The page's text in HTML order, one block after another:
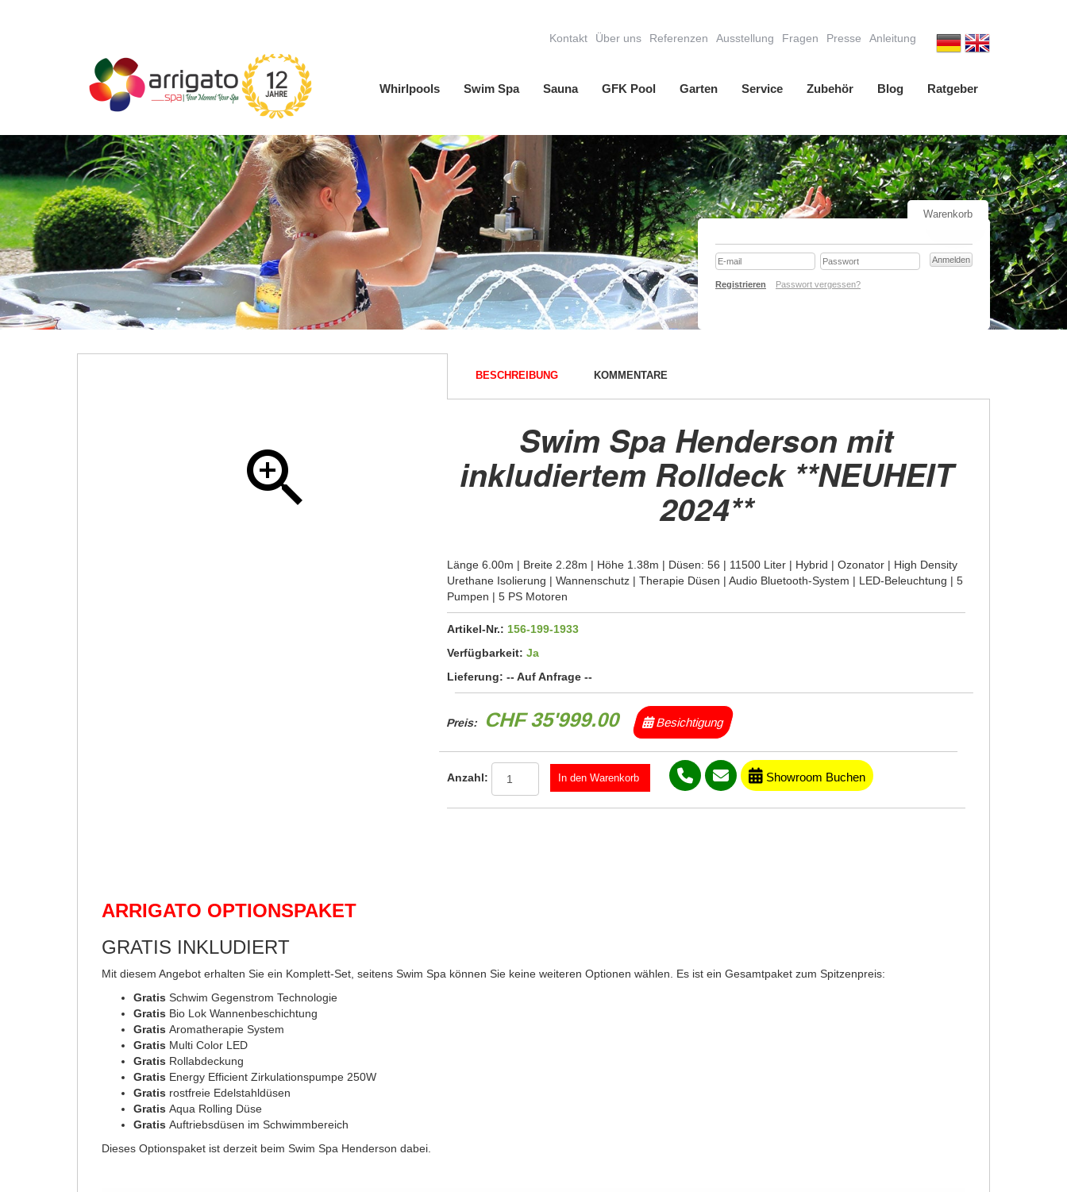
Whirlpools Swim Spa Sauna GFK Pool Garten Service Zubehör Blog Ratgeber
Kontakt Über uns Referenzen Ausstellung Fragen Presse Anleitung
Warenkorb
Registrieren Passwort vergessen?
BESCHREIBUNG KOMMENTARE
Swim Spa Henderson mit
inkludiertem Rolldeck **NEUHEIT
2024**
Länge 6.00m | Breite 2.28m | Höhe 1.38m | Düsen: 56 | 11500 Liter | Hybrid | Ozonator | High Density
Urethane Isolierung | Wannenschutz | Therapie Düsen | Audio Bluetooth-System | LED-Beleuchtung | 5
Pumpen | 5 PS Motoren
Artikel-Nr.:156-199-1933
Verfügbarkeit:Ja
Lieferung:-- Auf Anfrage --
Preis: CHF 35'999.00 Besichtigung
Anzahl: Showroom Buchen
ARRIGATO OPTIONSPAKET
GRATIS INKLUDIERT
Mit diesem Angebot erhalten Sie ein Komplett-Set, seitens Swim Spa können Sie keine weiteren Optionen wählen. Es ist ein Gesamtpaket zum Spitzenpreis:
Gratis Schwim Gegenstrom Technologie
Gratis Bio Lok Wannenbeschichtung
Gratis Aromatherapie System
Gratis Multi Color LED
Gratis Rollabdeckung
Gratis Energy Efficient Zirkulationspumpe 250W
Gratis rostfreie Edelstahldüsen
Gratis Aqua Rolling Düse
Gratis Auftriebsdüsen im Schwimmbereich
Dieses Optionspaket ist derzeit beim Swim Spa Henderson dabei.